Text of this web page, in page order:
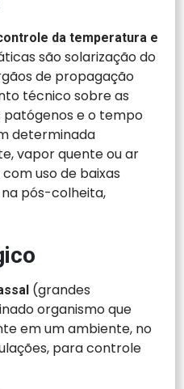
da temperatura e
são solarização do
de propagação
técnico sobre as
e o tempo
determinada
vapor quente ou ar
uso de baixas
pós-colheita,
(grandes
organismo que
em um ambiente, no
para controle